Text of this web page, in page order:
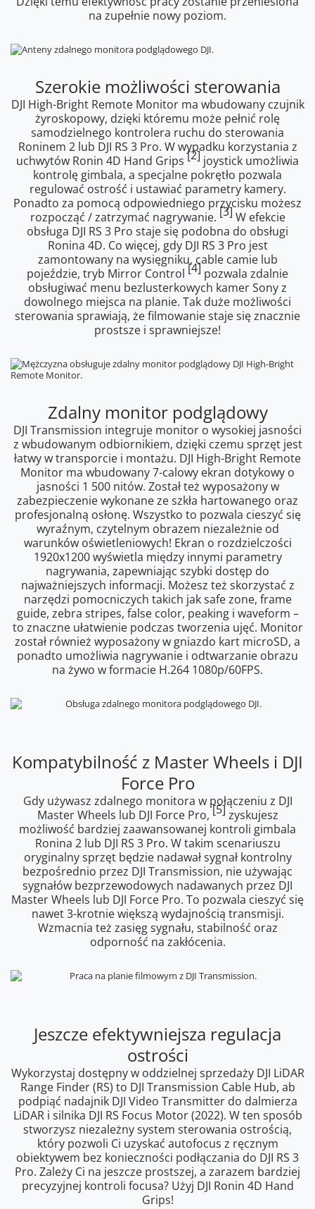
na zupełnie nowy poziom.
Szerokie możliwości sterowania
DJI High-Bright Remote Monitor ma wbudowany czujnik
żyroskopowy, dzięki któremu może pełnić rolę
samodzielnego kontrolera ruchu do sterowania
Roninem 2 lub DJI RS 3 Pro. W wypadku korzystania z
uchwytów Ronin 4D Hand Grips [2] joystick umożliwia
kontrolę gimbala, a specjalne pokrętło pozwala
regulować ostrość i ustawiać parametry kamery.
Ponadto za pomocą odpowiedniego przycisku możesz
rozpocząć / zatrzymać nagrywanie. [3] W efekcie
obsługa DJI RS 3 Pro staje się podobna do obsługi
Ronina 4D. Co więcej, gdy DJI RS 3 Pro jest
zamontowany na wysięgniku, cable camie lub
pojeździe, tryb Mirror Control [4] pozwala zdalnie
obsługiwać menu bezlusterkowych kamer Sony z
dowolnego miejsca na planie. Tak duże możliwości
sterowania sprawiają, że filmowanie staje się znacznie
prostsze i sprawniejsze!
Zdalny monitor podglądowy
DJI Transmission integruje monitor o wysokiej jasności
z wbudowanym odbiornikiem, dzięki czemu sprzęt jest
łatwy w transporcie i montażu. DJI High-Bright Remote
Monitor ma wbudowany 7-calowy ekran dotykowy o
jasności 1 500 nitów. Został też wyposażony w
zabezpieczenie wykonane ze szkła hartowanego oraz
profesjonalną osłonę. Wszystko to pozwala cieszyć się
wyraźnym, czytelnym obrazem niezależnie od
warunków oświetleniowych! Ekran o rozdzielczości
1920x1200 wyświetla między innymi parametry
nagrywania, zapewniając szybki dostęp do
najważniejszych informacji. Możesz też skorzystać z
narzędzi pomocniczych takich jak safe zone, frame
guide, zebra stripes, false color, peaking i waveform –
to znaczne ułatwienie podczas tworzenia ujęć. Monitor
został również wyposażony w gniazdo kart microSD, a
ponadto umożliwia nagrywanie i odtwarzanie obrazu
na żywo w formacie H.264 1080p/60FPS.
Kompatybilność z Master Wheels i DJI
Force Pro
Gdy używasz zdalnego monitora w połączeniu z DJI
Master Wheels lub DJI Force Pro, [5] zyskujesz
możliwość bardziej zaawansowanej kontroli gimbala
Ronina 2 lub DJI RS 3 Pro. W takim scenariuszu
oryginalny sprzęt będzie nadawał sygnał kontrolny
bezpośrednio przez DJI Transmission, nie używając
sygnałów bezprzewodowych nadawanych przez DJI
Master Wheels lub DJI Force Pro. To pozwala cieszyć się
nawet 3-krotnie większą wydajnością transmisji.
Wzmacnia też zasięg sygnału, stabilność oraz
odporność na zakłócenia.
Jeszcze efektywniejsza regulacja
ostrości
Wykorzystaj dostępny w oddzielnej sprzedaży DJI LiDAR
Range Finder (RS) to DJI Transmission Cable Hub, ab
podpiąć nadajnik DJI Video Transmitter do dalmierza
LiDAR i silnika DJI RS Focus Motor (2022). W ten sposób
stworzysz niezależny system sterowania ostrością,
który pozwoli Ci uzyskać autofocus z ręcznym
obiektywem bez konieczności podłączania do DJI RS 3
Pro. Zależy Ci na jeszcze prostszej, a zarazem bardziej
precyzyjnej kontroli focusa? Użyj DJI Ronin 4D Hand
Grips!